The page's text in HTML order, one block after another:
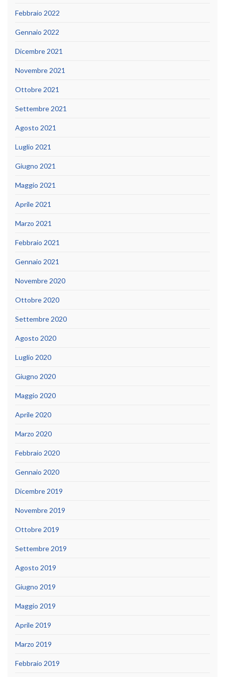
Febbraio 2022
Gennaio 2022
Dicembre 2021
Novembre 2021
Ottobre 2021
Settembre 2021
Agosto 2021
Luglio 2021
Giugno 2021
Maggio 2021
Aprile 2021
Marzo 2021
Febbraio 2021
Gennaio 2021
Novembre 2020
Ottobre 2020
Settembre 2020
Agosto 2020
Luglio 2020
Giugno 2020
Maggio 2020
Aprile 2020
Marzo 2020
Febbraio 2020
Gennaio 2020
Dicembre 2019
Novembre 2019
Ottobre 2019
Settembre 2019
Agosto 2019
Giugno 2019
Maggio 2019
Aprile 2019
Marzo 2019
Febbraio 2019